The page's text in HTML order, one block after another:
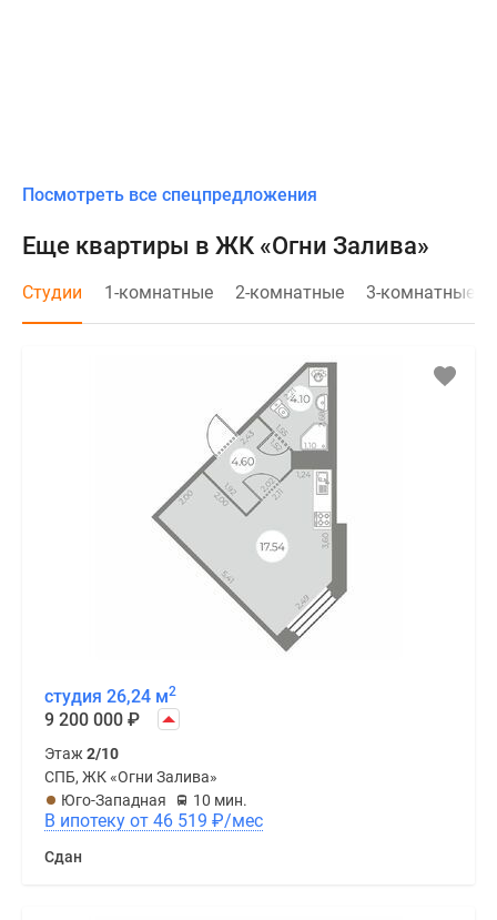
Посмотреть все спецпредложения
Еще квартиры в ЖК «Огни Залива»
Студии 1-комнатные 2-комнатные 3-комнатные
студия 26,24 м2
9 200 000 ₽
Этаж 2/10
СПБ, ЖК «Огни Залива»
Юго-Западная
10 мин.
В ипотеку от 46 519 ₽/мес
Сдан